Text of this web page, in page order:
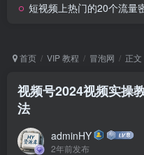
短视频上热门的20个流量
首页 VIP 教程 冒泡网 正文
视频号2024视频实操
法
adminHY
2年前发布